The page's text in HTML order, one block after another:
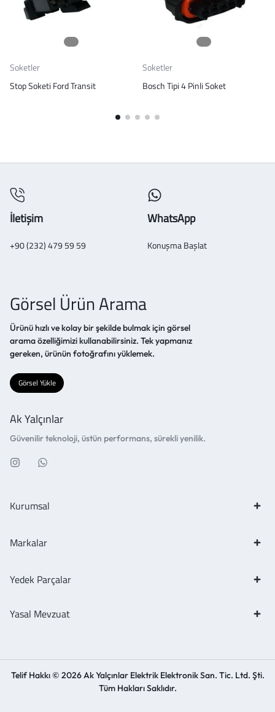
Soketler
Stop Soketi Ford Transit
Soketler
Bosch Tipi 4 Pinli Soket
İletişim
+90 (232) 479 59 59
WhatsApp
Konuşma Başlat
Görsel Ürün Arama
Ürünü hızlı ve kolay bir şekilde bulmak için görsel
arama özelliğimizi kullanabilirsiniz. Tek yapmanız
gereken, ürünün fotoğrafını yüklemek.
Görsel Yükle
Ak Yalçınlar
Güvenilir teknoloji, üstün performans, sürekli yenilik.
Kurumsal
Markalar
Yedek Parçalar
Yasal Mevzuat
Telif Hakkı © 2026 Ak Yalçınlar Elektrik Elektronik San. Tic. Ltd. Şti.
Tüm Hakları Saklıdır.